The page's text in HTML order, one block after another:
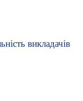
викладачів